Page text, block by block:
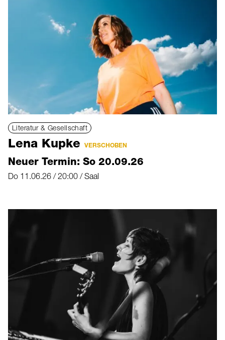
Literatur & Gesellschaft
Lena Kupke VERSCHOBEN
Neuer Termin: So 20.09.26
Do 11.06.26 / 20:00 / Saal